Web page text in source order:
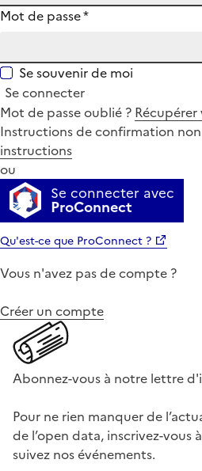
Mot de passe*
Se souvenir de moi
Se connecter
Mot de passe oublié ?
Instructions de confirmation non
instructions
ou
Se connecter avec
ProConnect
Qu'est-ce que ProConnect ?
Vous n'avez pas de compte ?
Créer un compte
Abonnez-vous à notre lettre
Pour ne rien manquer de
de l’open data, inscrivez-
suivez nos événements.